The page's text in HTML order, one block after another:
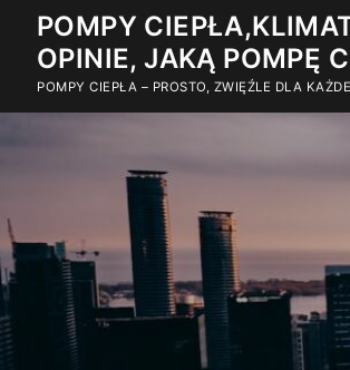
Przejdź
treści
POMPY
OPINIE, JAKĄ POMPĘ
POMPY CIEPŁA – PROSTO, ZWIĘŹLE DLA